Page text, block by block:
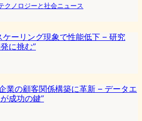
クノロジーと社会ニュース
ケーリング現象で性能低下 – 研究
に挑む”
業の顧客関係構築に革新 – データエ
成功の鍵”